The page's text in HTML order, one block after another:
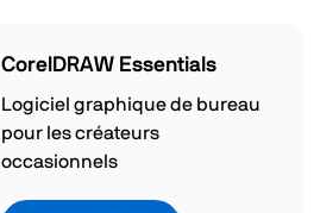
CorelDRAW Essentials
Logiciel graphique de bureau
pour les créateurs
occasionnels